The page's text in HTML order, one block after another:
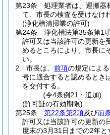
第23条
処理業者は、運搬器
て、市長の検査を受けなけ
(浄化槽清掃業の許可)
第24条
浄化槽法第35条第1
許可又は当該許可の更新を
めるところにより、市長に
い。
2
市長は、 前項の規定によ
号に適合すると認めるとき
を交付する。
(令4条例21・追加)
(許可証の有効期限)
第25条
第22条第2項及び前
許可又は当該許可の更新の
度末の3月31日までの2年と